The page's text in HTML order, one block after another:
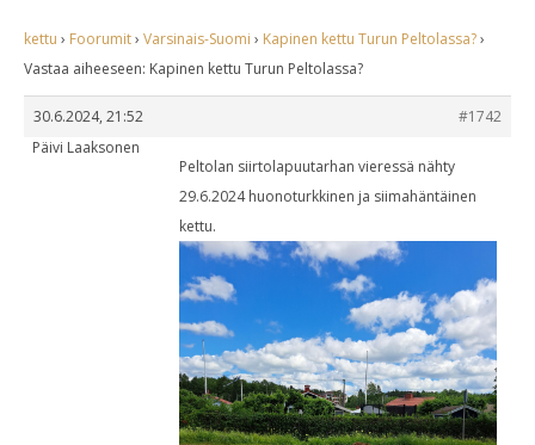
kettu › Foorumit› Varsinais-Suomi › Kapinen kettu Turun Peltolassa?›
Vastaa aiheeseen: Kapinen kettu Turun Peltolassa?
30.6.2024, 21:52
#1742
Päivi Laaksonen
Peltolan siirtolapuutarhan vieressä nähty
29.6.2024 huonoturkkinen ja siimahäntäinen
kettu.